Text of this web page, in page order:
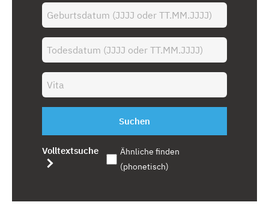
Suchen
Volltextsuche
Ähnliche finden
(phonetisch)